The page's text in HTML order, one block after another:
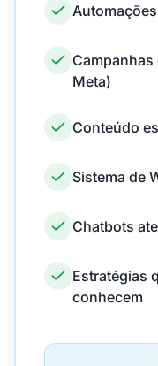
Meta)
Conteúdo
Sistema de
Chatbots
Estratégias
conhecem